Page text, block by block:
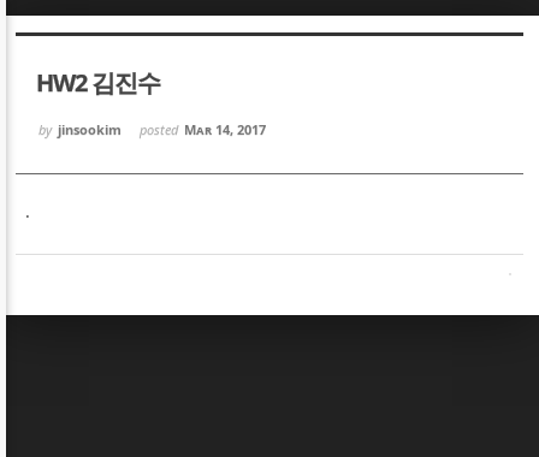
HW2 김진수
by jinsookim posted Mar 14, 2017
.
Sketchbook5, 스케치북5
Sketchbook5, 스케치북5
Sketchbook5, 스케치북5
Sketchbook5, 스케치북5